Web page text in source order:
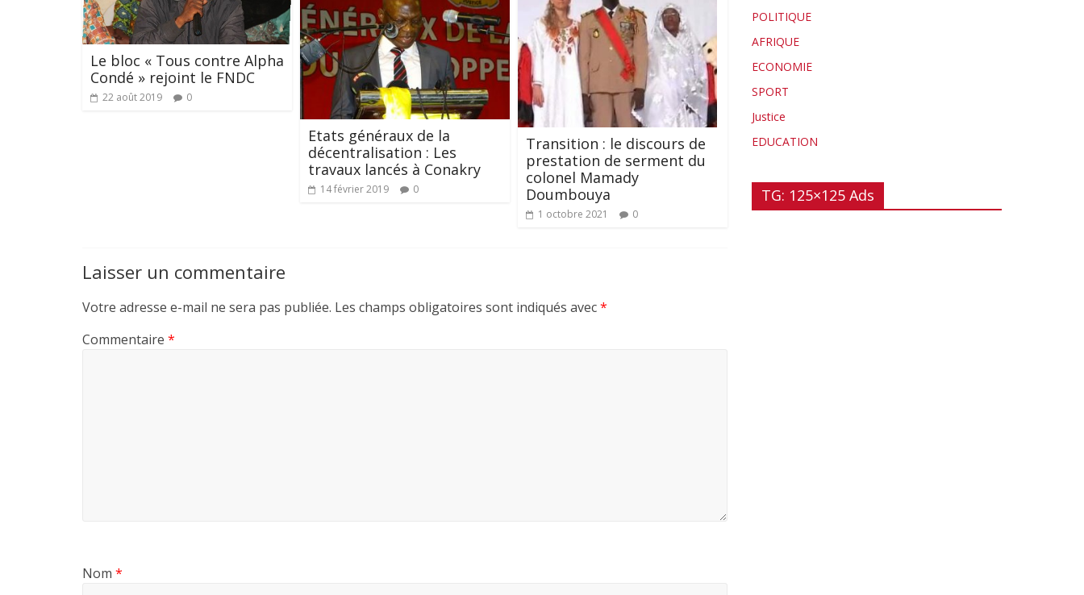
Le bloc « Tous contre Alpha
Condé » rejoint le FNDC
22 août 2019 0
Etats généraux de la
décentralisation : Les
travaux lancés à Conakry
14 février 2019 0
Transition : le discours de
prestation de serment du
colonel Mamady
Doumbouya
1 octobre 2021 0
Laisser un commentaire
Votre adresse e-mail ne sera pas publiée. Les champs obligatoires sont indiqués avec*
Commentaire *
Nom *
POLITIQUE
AFRIQUE
ECONOMIE
SPORT
Justice
EDUCATION
TG: 125×125 Ads